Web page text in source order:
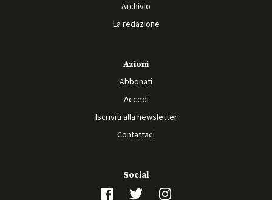
Archivio
La redazione
Azioni
Abbonati
Accedi
Iscriviti alla newsletter
Contattaci
Social